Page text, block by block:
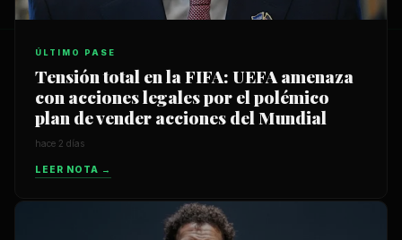
ÚLTIMO PASE
Tensión total en la FIFA: UEFA amenaza
con acciones legales por el polémico
plan de vender acciones del Mundial
hace 2 días
LEER NOTA →